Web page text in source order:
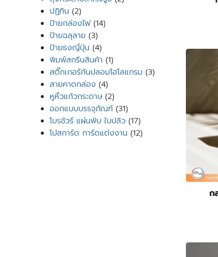
ปฏิทิน 22
products
ป้ายกล่องไฟ 1414
ป้ายฉลุลาย 33
products
ป้ายธงญี่ปุ่น 44
products
พิมพ์สกรีนสินค้า 11
product
สติ๊กเกอร์กันปลอมโฮโลแกรม 33
สายคาดกล่อง 44
products
หูหิ้วแก้วกระดาษ 22
products
ออกแบบบรรจุภัณฑ์ 3131
products
โบรชัวร์ แผ่นพับ ใบปลิว 1717
products
โปสการ์ด การ์ดแต่งงาน 1212
ก